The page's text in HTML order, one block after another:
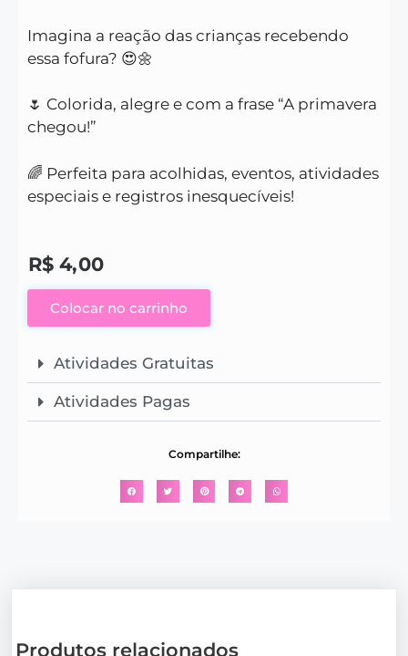
Imagina a reação das crianças recebendo
essa fofura? 😍🌼
🌷 Colorida, alegre e com a frase “A primavera
chegou!”
🌈 Perfeita para acolhidas, eventos, atividades
especiais e registros inesquecíveis!
R$ 4,00
Colocar no carrinho
Atividades Gratuitas
Atividades Pagas
Compartilhe:
Produtos relacionados